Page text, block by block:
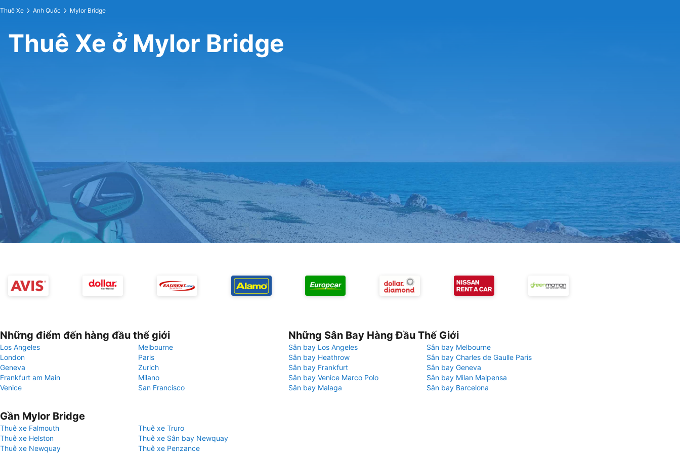
Thuê Xe Anh Quốc Mylor Bridge
Thuê Xe ở Mylor Bridge
Những điểm đến hàng đầu thế giới
Los Angeles
Melbourne
London
Paris
Geneva
Zurich
Frankfurt am Main
Milano
Venice
San Francisco
Những Sân Bay Hàng Đầu Thế Giới
Sân bay Los Angeles
Sân bay Melbourne
Sân bay Heathrow
Sân bay Charles de Gaulle Paris
Sân bay Frankfurt
Sân bay Geneva
Sân bay Venice Marco Polo
Sân bay Milan Malpensa
Sân bay Malaga
Sân bay Barcelona
Gần Mylor Bridge
Thuê xe Falmouth
Thuê xe Truro
Thuê xe Helston
Thuê xe Sân bay Newquay
Thuê xe Newquay
Thuê xe Penzance